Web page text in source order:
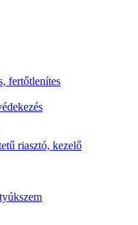
fertőtlenítes
riasztó, kezelő